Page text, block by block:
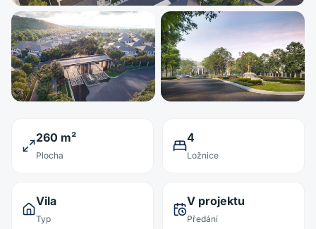
260 m²
Plocha
4
Ložnice
Vila
Typ
V projektu
Předání